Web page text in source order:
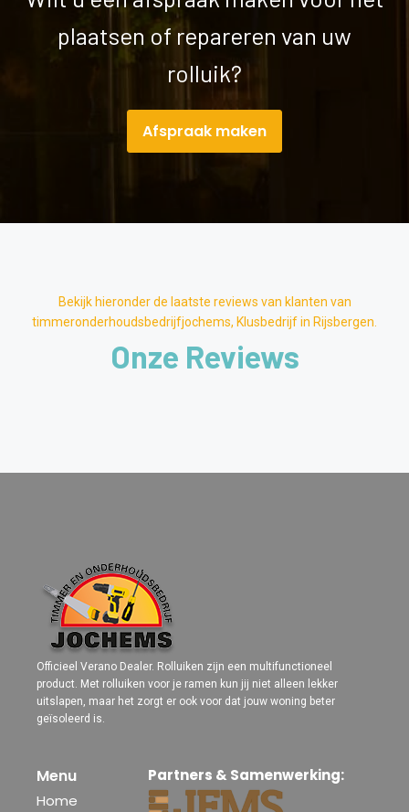
plaatsen of repareren van uw
rolluik?
Afspraak maken
Bekijk hieronder de laatste reviews van klanten van
timmeronderhoudsbedrijfjochems, Klusbedrijf in Rijsbergen.
Onze Reviews
Officieel Verano Dealer. Rolluiken zijn een multifunctioneel
product. Met rolluiken voor je ramen kun jij niet alleen lekker
uitslapen, maar het zorgt er ook voor dat jouw woning beter
geïsoleerd is.
Menu
Home
Partners & Samenwerking: